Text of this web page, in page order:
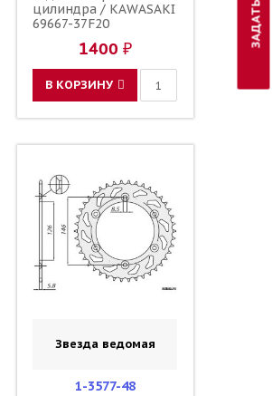
цилиндра / KAWASAKI
69667-37F20
1400 ₽
В КОРЗИНУ
Звезда ведомая
1-3577-48